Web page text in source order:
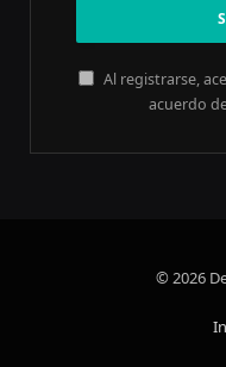
Al registrarse,
acuerdo
© 2026